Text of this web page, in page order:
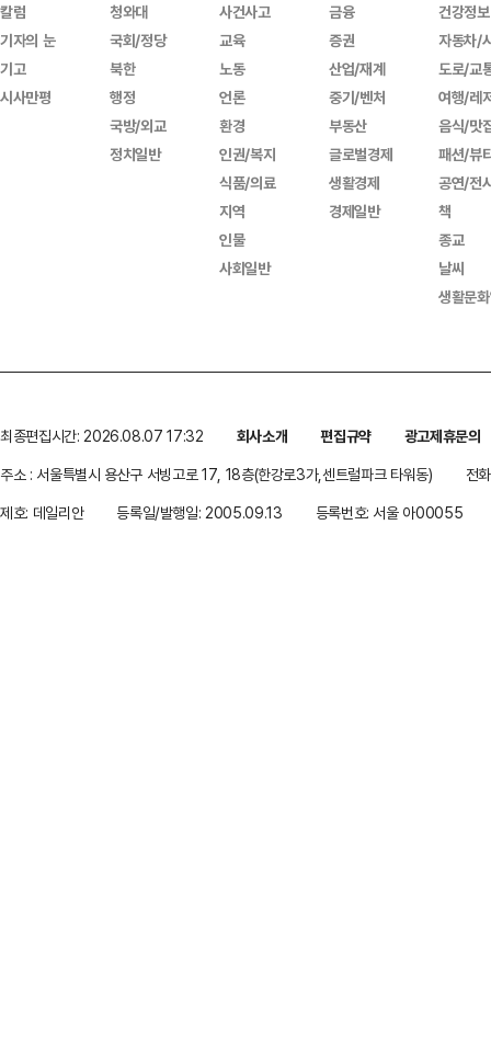
칼럼
기자의 눈
기고
시사만평
청와대
국회/정당
북한
행정
국방/외교
정치일반
사건사고
교육
노동
언론
환경
인권/복지
식품/의료
지역
인물
사회일반
금융
증권
산업/재계
중기/벤처
부동산
글로벌경제
생활경제
경제일반
건강정보
자동차/
도로/교
여행/레
음식/맛
패션/뷰
공연/전
책
종교
날씨
생활문
최종편집시간: 2026.08.07 17:32 회사소개 편집규약
광고제휴문의
주소 : 서울특별시 용산구 서빙고로 17, 18층(한강로3가,센트럴파크 타워동)
전
제호: 데일리안
등록일/발행일: 2005.09.13 등록번호: 서울 아00055